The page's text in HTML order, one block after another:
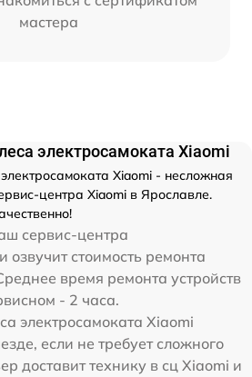
мастера
электросамоката Xiaomi
Xiaomi - несложная
центра Xiaomi в Ярославле.
сервис-центра
озвучит стоимость ремонта
время ремонта устройств
- 2 часа.
электросамоката Xiaomi
если не требует сложного
доставит технику в сц Xiaomi и